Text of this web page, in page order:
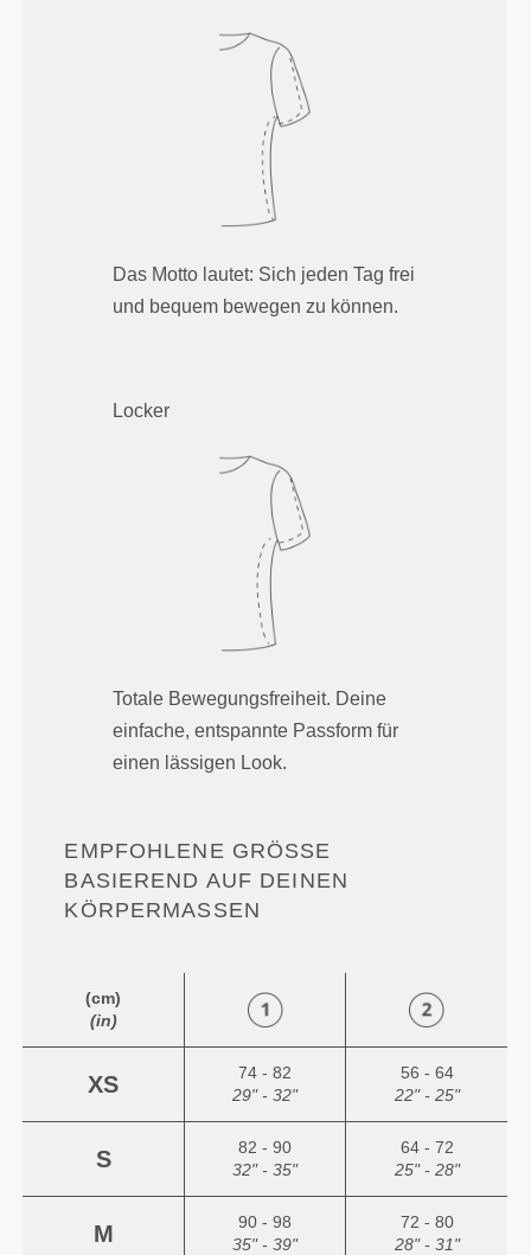
Das Motto lautet: Sich jeden Tag frei
und bequem bewegen zu können.
Locker
Totale Bewegungsfreiheit. Deine
einfache, entspannte Passform für
einen lässigen Look.
EMPFOHLENE GRÖSSE B
ASIEREND AUF DEINEN K
ÖRPERMASSEN
(cm)
(in)
XS
74 - 82
29" - 32"
56 - 64
22" - 25"
S
82 - 90
32" - 35"
64 - 72
25" - 28"
M
90 - 98
35" - 39"
72 - 80
28" - 31"